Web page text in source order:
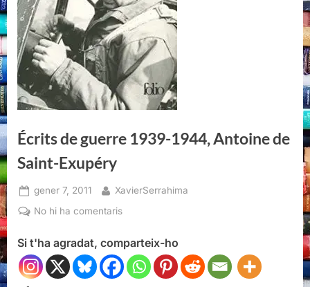
Écrits de guerre 1939-1944, Antoine de
Saint-Exupéry
Posted
on
gener 7, 2011 By
XavierSerrahima
No hi ha comentarisa
de
guerre
1939-
Si t'ha agradat, comparteix-ho